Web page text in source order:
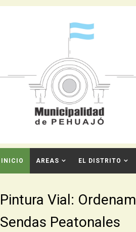
INICIO AREAS EL DISTRITO
Pintura Vial:
Sendas Peatonales